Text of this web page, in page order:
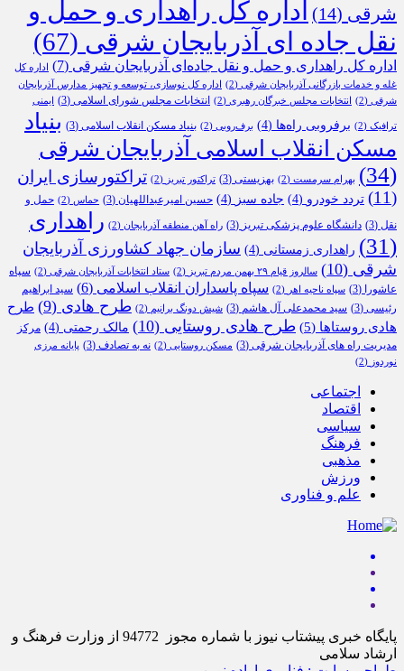
شرقی (14)
اداره کل راهداری و حمل و
نقل جاده ای آذربایجان شرقی (67)
اداره کل راهداری و حمل و نقل جاده‌ای آذربایجان شرقی (7)
اداره کل
غله و خدمات بازرگانی آذربایجان شرقی (2)
اداره کل نوسازی، توسعه و تجهیز مدارس آذربایجان
شرقی (2) انتخابات مجلس خبرگان رهبری (2) انتخابات مجلس شورای اسلامی (3) ایمنی
ترافیک (2) برفروبی راه‌ها (4) برف‌روبی (2) بنیاد مسکن انقلاب اسلامی (3)
بنیاد
مسکن انقلاب اسلامی آذربایجان شرقی
(34)
بهرام سرمست (2) بهزیستی (3) تراکتور تبریز (2)
تراکتورسازی ایران
(11)
تردد خودرو (4) جاده سبز (4) حسین امیرعبداللهیان (3) حماس (2)
حمل و
نقل (3) دانشگاه علوم پزشکی تبریز (3) راه آهن منطقه آذربایجان (2)
راهداری
(31)
راهداری زمستانی (4)
سازمان جهاد کشاورزی آذربایجان
شرقی (10) سالروز قیام ۲۹ بهمن مردم تبریز (2) ستاد انتخابات آذربایجان شرقی (2)
سپاه
عاشورا
(3) سپاه ناحیه اهر (2) سپاه پاسداران انقلاب اسلامی (6)
سید ابراهیم
رئیسی (3) سید محمدعلی آل هاشم (3) شیش دونگ برانیم (2) طرح هادی (9)
طرح
هادی روستاها (5) طرح هادی روستایی (10) مالک رحمتی (4)
مرکز
مدیریت راه های آذربایجان شرقی (3) مسکن روستایی (2) نه به تصادف (3)
پایانه مرزی
نوردوز (2)
اجتماعی
اقتصاد
سیاسی
فرهنگ
مذهبی
ورزش
علم و فناوری
پایگاه خبری پیشتاب نیوز با شماره مجوز 94772 از وزارت فرهنگ و
ارشاد سلامی